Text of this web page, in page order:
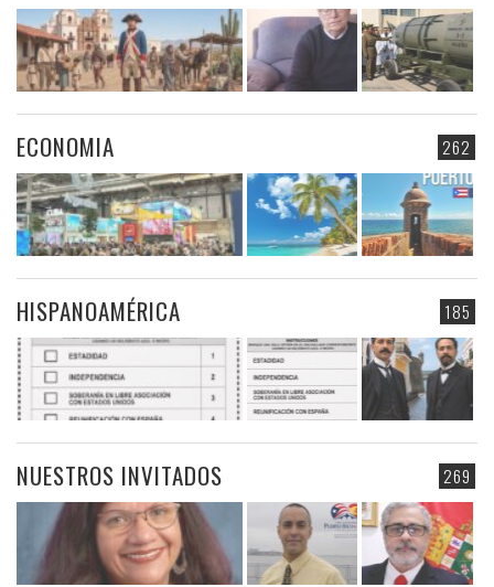
262
ECONOMIA
185
HISPANOAMÉRICA
269
NUESTROS INVITADOS